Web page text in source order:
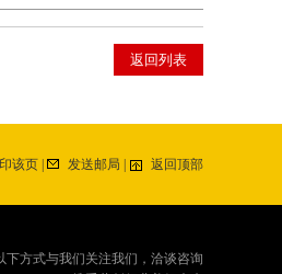
返回列表
该页 发送邮局 返回顶部
下方式与我们关注我们，洽谈咨询